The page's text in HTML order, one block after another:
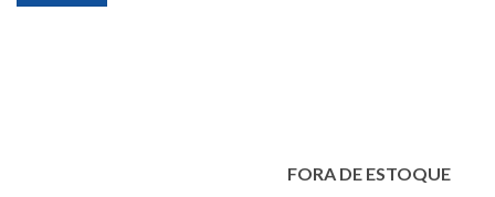
FORA DE ESTOQUE